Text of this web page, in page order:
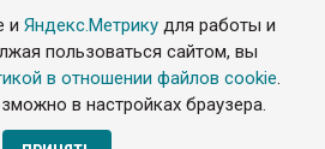
иЯндекс.Метрику для работы и
пользоваться сайтом, вы
в отношении файлов cookie.
в настройках браузера.
© 2006. Все права защищены
материалов сайта с обязательной
на www.e-plastic.ru
сайта